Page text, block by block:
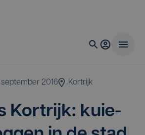
september 2016 Kortrijk
Kort­rijk: kui­e­